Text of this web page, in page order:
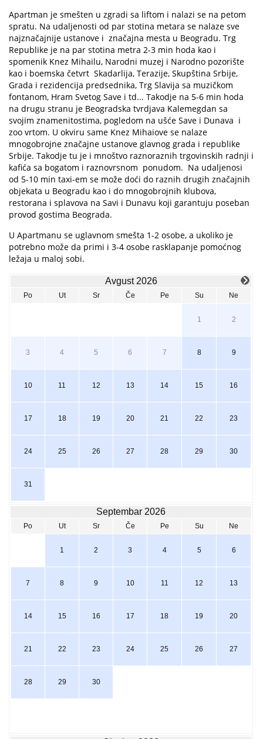
Apartman je smešten u zgradi sa liftom i nalazi se na petom
spratu. Na udaljenosti od par stotina metara se nalaze sve
najznačajnije ustanove i značajna mesta u Beogradu. Trg
Republike je na par stotina metra 2-3 min hoda kao i
spomenik Knez Mihailu, Narodni muzej i Narodno pozorište
kao i boemska četvrt Skadarlija, Terazije, Skupština Srbije,
Grada i rezidencija predsednika, Trg Slavija sa muzičkom
fontanom, Hram Svetog Save i td... Takodje na 5-6 min hoda
na drugu stranu je Beogradska tvrdjava Kalemegdan sa
svojim znamenitostima, pogledom na ušće Save i Dunava i
zoo vrtom. U okviru same Knez Mihaiove se nalaze
mnogobrojne značajne ustanove glavnog grada i republike
Srbije. Takodje tu je i mnoštvo raznoraznih trgovinskih radnji i
kafića sa bogatom i raznovrsnom ponudom. Na udaljenosi
od 5-10 min taxi-em se može doći do raznih drugih značajnih
objekata u Beogradu kao i do mnogobrojnih klubova,
restorana i splavova na Savi i Dunavu koji garantuju poseban
provod gostima Beograda.
U Apartmanu se uglavnom smešta 1-2 osobe, a ukoliko je
potrebno može da primi i 3-4 osobe rasklapanje pomoćnog
ležaja u maloj sobi.
Avgust 2026
Po Ut Sr Če Pe Su Ne
1 2
3 4 5 6 7 8 9
10 11 12 13 14 15 16
17 18 19 20 21 22 23
24 25 26 27 28 29 30
31
Septembar 2026
Po Ut Sr Če Pe Su Ne
1 2 3 4 5 6
7 8 9 10 11 12 13
14 15 16 17 18 19 20
21 22 23 24 25 26 27
28 29 30